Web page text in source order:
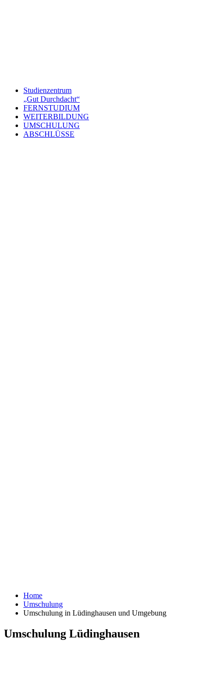
Studienzentrum
„Gut Durchdacht“
FERNSTUDIUM
WEITERBILDUNG
UMSCHULUNG
ABSCHLÜSSE
Home
Umschulung
Umschulung in Lüdinghausen und Umgebung
Umschulung Lüdinghausen